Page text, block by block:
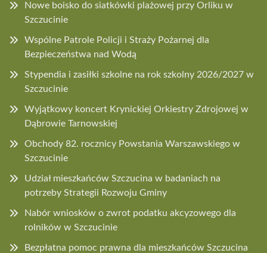
Nowe boisko do siatkówki plażowej przy Orliku w
Szczucinie
Wspólne Patrole Policji i Straży Pożarnej dla
Bezpieczeństwa nad Wodą
Stypendia i zasiłki szkolne na rok szkolny 2026/2027 w
Szczucinie
Wyjątkowy koncert Krynickiej Orkiestry Zdrojowej w
Dąbrowie Tarnowskiej
Obchody 82. rocznicy Powstania Warszawskiego w
Szczucinie
Udział mieszkańców Szczucina w badaniach na
potrzeby Strategii Rozwoju Gminy
Nabór wniosków o zwrot podatku akcyzowego dla
rolników w Szczucinie
Bezpłatna pomoc prawna dla mieszkańców Szczucina